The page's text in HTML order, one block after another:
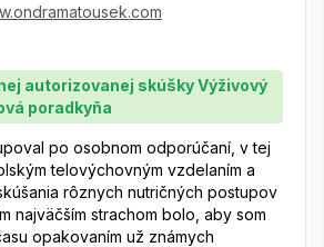
autorizovanej skúšky Výživový
poradkyňa
po osobnom odporúčaní, v tej
telovýchovným vzdelaním a
rôznych nutričných postupov
najväčším strachom bolo, aby som
opakovaním už známych